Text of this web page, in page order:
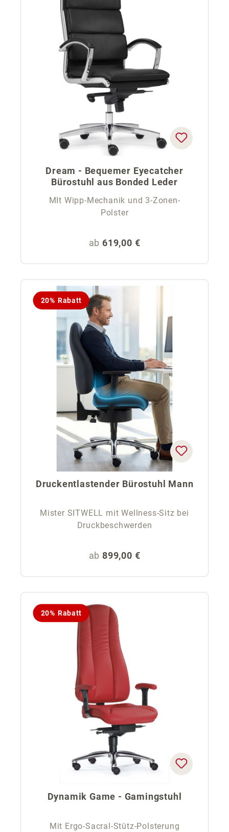
Dream - Bequemer Eyecatcher
Bürostuhl aus Bonded Leder
MIt Wipp-Mechanik und 3-Zonen-
Polster
Regulärer Preis:
ab 619,00 €
20% Rabatt
Druckentlastender Bürostuhl Mann
Mister SITWELL mit Wellness-Sitz bei
Druckbeschwerden
Regulärer Preis:
ab 899,00 €
20% Rabatt
Dynamik Game - Gamingstuhl
Mit Ergo-Sacral-Stütz-Polsterung